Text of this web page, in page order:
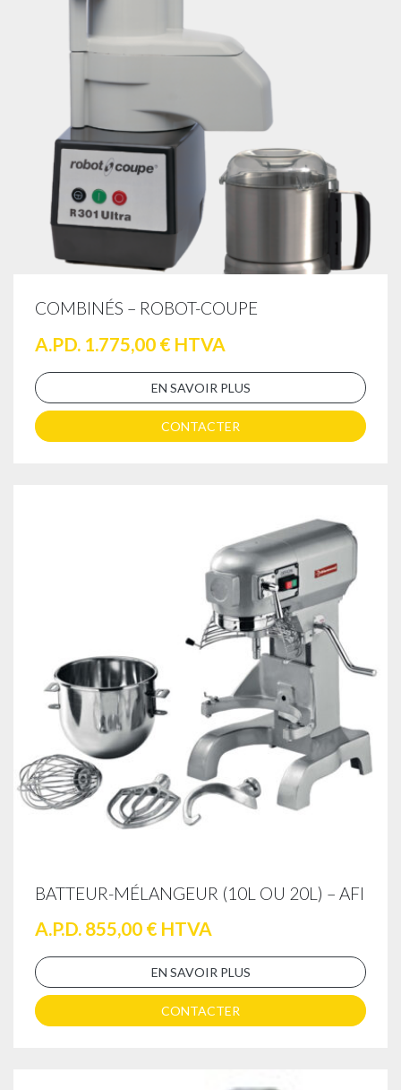
COMBINÉS – ROBOT-COUPE
A.PD. 1.775,00 € HTVA
EN SAVOIR PLUS
CONTACTER
BATTEUR-MÉLANGEUR (10L OU 20L) – AFI
A.P.D. 855,00 € HTVA
EN SAVOIR PLUS
CONTACTER